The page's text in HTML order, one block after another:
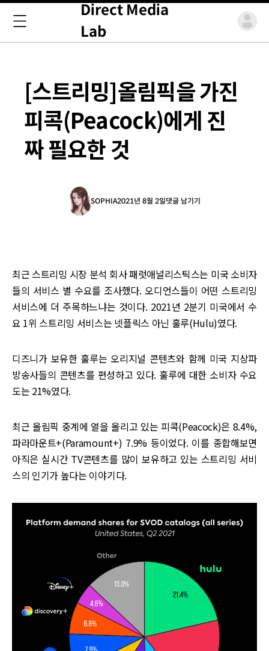
Direct Media
Lab
[스트리밍]올림픽을 가진
피콕(Peacock)에게 진
짜 필요한 것
SOPHIA2021년 8월 2일댓글 남기기
최근 스트리밍 시장 분석 회사 패럿애널리스틱스는 미국 소비자
들의 서비스 별 수요를 조사했다. 오디언스들이 어떤 스트리밍
서비스에 더 주목하느냐는 것이다. 2021년 2분기 미국에서 수
요 1위 스트리밍 서비스는 넷플릭스 아닌 훌루(Hulu)였다.
디즈니가 보유한 훌루는 오리지널 콘텐츠와 함께 미국 지상파
방송사들의 콘텐츠를 편성하고 있다. 훌루에 대한 소비자 수요
도는 21%였다.
최근 올림픽 중계에 열을 올리고 있는 피콕(Peacock)은 8.4%,
파라마운트+(Paramount+) 7.9% 등이었다. 이를 종합해보면
아직은 실시간 TV콘텐츠를 많이 보유하고 있는 스트리밍 서비
스의 인기가 높다는 이야기다.